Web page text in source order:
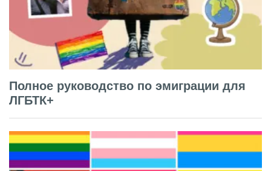
Полное руководство по эмиграции для
ЛГБТК+